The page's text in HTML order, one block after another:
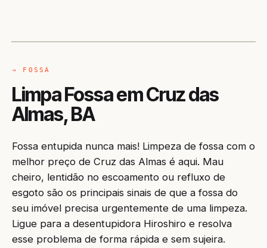
→ FOSSA
Limpa Fossa em Cruz das
Almas, BA
Fossa entupida nunca mais! Limpeza de fossa com o
melhor preço de Cruz das Almas é aqui. Mau
cheiro, lentidão no escoamento ou refluxo de
esgoto são os principais sinais de que a fossa do
seu imóvel precisa urgentemente de uma limpeza.
Ligue para a desentupidora Hiroshiro e resolva
esse problema de forma rápida e sem sujeira.